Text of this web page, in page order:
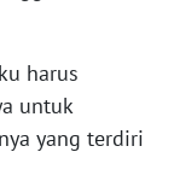
harus
untuk
yang terdiri